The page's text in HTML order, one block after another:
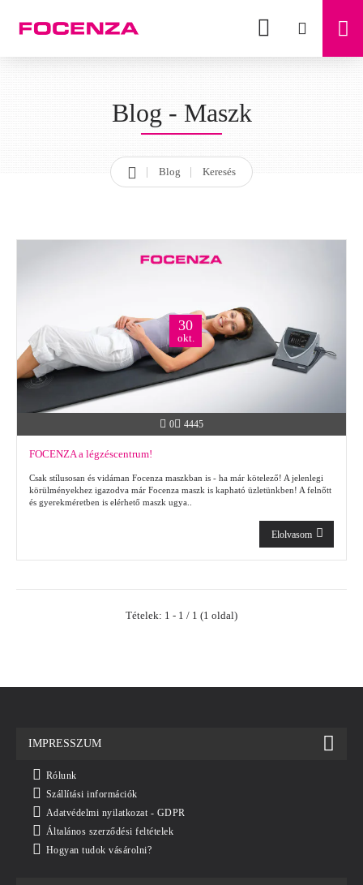
Blog - Maszk
h
Blog Keresés
30
okt.
0 4445
FOCENZA a légzéscentrum!
Csak stílusosan és vidáman Focenza maszkban is - ha már kötelező! A jelenlegi
körülményekhez igazodva már Focenza maszk is kapható üzletünkben! A felnőtt
és gyerekméretben is elérhető maszk ugya..
Elolvasom
Tételek: 1 - 1 / 1 (1 oldal)
IMPRESSZUM
Rólunk
Szállítási információk
Adatvédelmi nyilatkozat - GDPR
Általános szerződési feltételek
Hogyan tudok vásárolni?